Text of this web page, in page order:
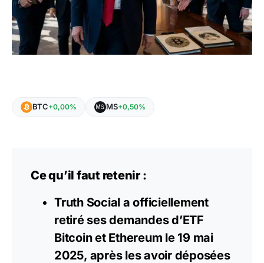
BTC+0,00% MS+0,50%
Ce qu’il faut retenir :
Truth Social a officiellement
retiré ses demandes d’ETF
Bitcoin et Ethereum le 19 mai
2025, après les avoir déposées